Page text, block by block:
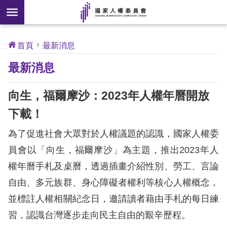
前往主要內容區塊
搜
尋
開
新
]
核
心
人
權
公
約
關
於
本
會
最
新
消
:::
首頁 最新消息
最新消息
向生，福爾摩沙：2023年人權年曆開放
下載！
為了促進社會大眾對於人權議題的認識，國家人權委
員會以「向生，福爾摩沙」為主題，推出2023年人
權年曆手札及桌曆，透過插畫介紹性別、勞工、言論
自由、多元族群、身心障礙者權利等核心人權概念，
並標註人權相關紀念日，邀請讀者藉由手札的每日練
習，認識台灣逐步走向民主自由的艱辛歷程。